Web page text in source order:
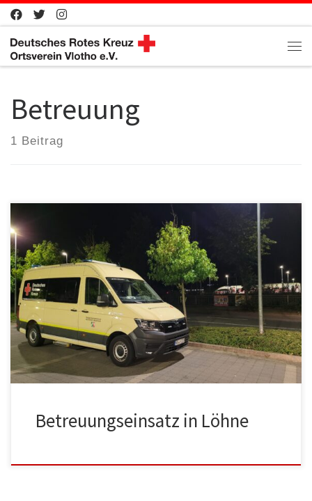
Zum Inhalt springen
Betreuung
1 Beitrag
Betreuungseinsatz in Löhne